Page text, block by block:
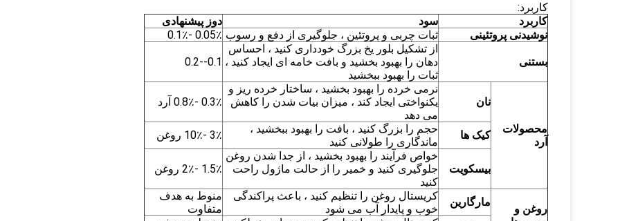
کاربرد:
کاربرد
سود
دوز پیشنهادی
نوشیدنی پروتئینی
ثبات چربی و پروتئین ، جلوگیری از دفع و رسوب 0.05٪ -0.1٪
بستنی
از تشکیل بلور یخ بزرگ خودداری کنید ، احساس
دهان را بهبود بخشید و بافت خامه ای ایجاد کنید ،
ثبات را بهبود ببخشید
0.1--0.2
محصولات
آرد
نان
نرمی خرده را بهبود بخشید ، ساختار خرده ریز و
یکنواختی ایجاد کند ، میزان بیات شدن را کاهش
می دهد
0.3٪ -0.8٪ آرد
کیک ها
حجم را بزرگ کنید ، بافت را بهبود ببخشید ،
ماندگاری را طولانی کنید
3٪ -10٪ روغن
بیسکویت
خواص فرآیند را بهبود بخشید ، از جدا شدن روغن
جلوگیری کنید و خمیر را از حالت ماژول راحت
کنید
1.5٪ -2٪ روغن
روغن و
مارگارین
کریستال روغن را تنظیم کنید ، باعث پراکندگی
خوب و پایدار آب می شود
منوط به هدف
متفاوت